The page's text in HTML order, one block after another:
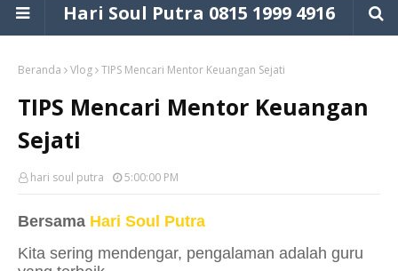
Hari Soul Putra 0815 1999 4916
Beranda Vlog TIPS Mencari Mentor Keuangan Sejati
TIPS Mencari Mentor Keuangan
Sejati
hari soul putra 5:00:00 PM
Bersama Hari Soul Putra
Kita sering mendengar, pengalaman adalah guru